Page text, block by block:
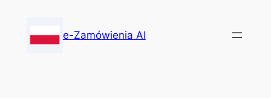
content
e-Zamówienia AI